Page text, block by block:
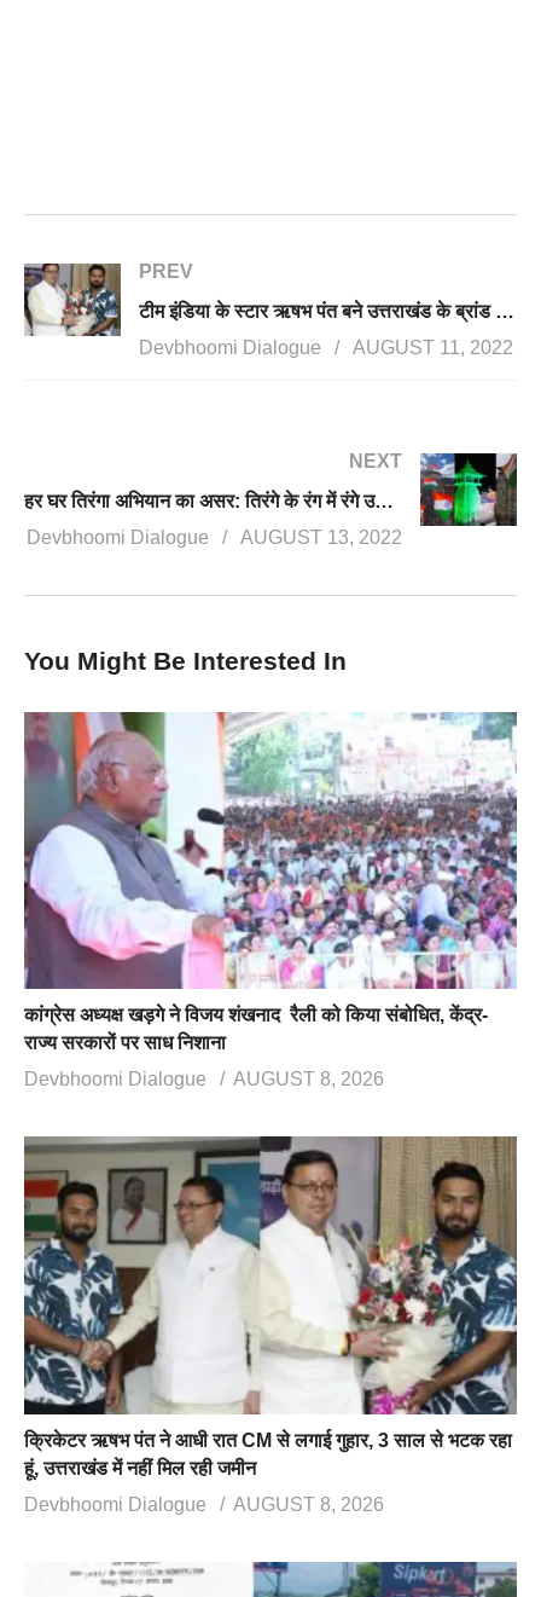
PREV
टीम इंडिया के स्टार ऋषभ पंत बने उत्तराखंड के ब्रांड एंबेसडर, सीएम धामी ने किया सम्मानित
Devbhoomi Dialogue
AUGUST 11, 2022
NEXT
हर घर तिरंगा अभियान का असर: तिरंगे के रंग में रंगे उत्तराखंड के देवस्थान, पर्यटक स्थल, पुरातत्व स्मारक
Devbhoomi Dialogue
AUGUST 13, 2022
You Might Be Interested In
कांग्रेस अध्यक्ष खड़गे ने विजय शंखनाद रैली को किया संबोधित, केंद्र-
राज्य सरकारों पर साध निशाना
Devbhoomi Dialogue
AUGUST 8, 2026
क्रिकेटर ऋषभ पंत ने आधी रात CM से लगाई गुहार, 3 साल से भटक रहा
हूं, उत्तराखंड में नहीं मिल रही जमीन
Devbhoomi Dialogue
AUGUST 8, 2026